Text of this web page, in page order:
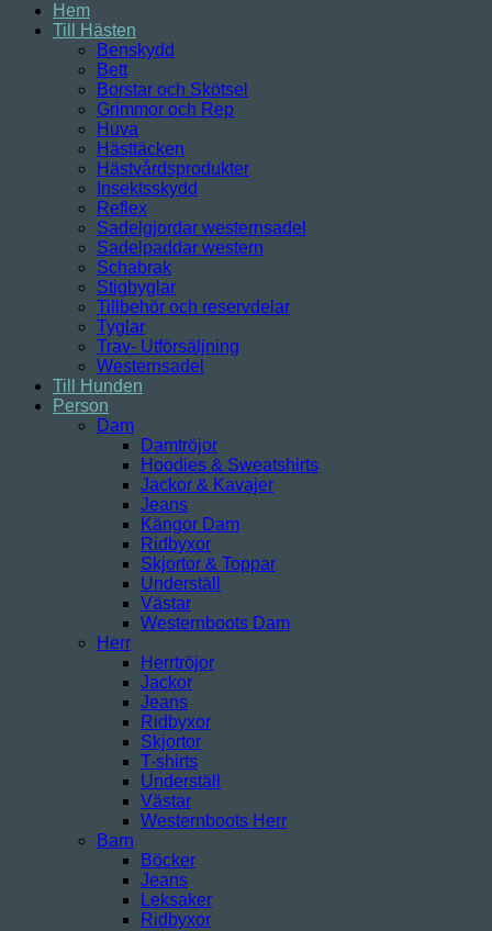
Hem
Till Hästen
Benskydd
Bett
Borstar och Skötsel
Grimmor och Rep
Huva
Hästtäcken
Hästvårdsprodukter
Insektsskydd
Reflex
Sadelgjordar westernsadel
Sadelpaddar western
Schabrak
Stigbyglar
Tillbehör och reservdelar
Tyglar
Trav- Utförsäljning
Westernsadel
Till Hunden
Person
Dam
Damtröjor
Hoodies & Sweatshirts
Jackor & Kavajer
Jeans
Kängor Dam
Ridbyxor
Skjortor & Toppar
Underställ
Västar
Westernboots Dam
Herr
Herrtröjor
Jackor
Jeans
Ridbyxor
Skjortor
T-shirts
Underställ
Västar
Westernboots Herr
Barn
Böcker
Jeans
Leksaker
Ridbyxor